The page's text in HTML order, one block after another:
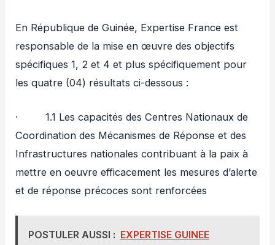
En République de Guinée, Expertise France est
responsable de la mise en œuvre des objectifs
spécifiques 1, 2 et 4 et plus spécifiquement pour
les quatre (04) résultats ci-dessous :
· 1.1 Les capacités des Centres Nationaux de
Coordination des Mécanismes de Réponse et des
Infrastructures nationales contribuant à la paix à
mettre en oeuvre efficacement les mesures d’alerte
et de réponse précoces sont renforcées
POSTULER AUSSI : EXPERTISE GUINEE